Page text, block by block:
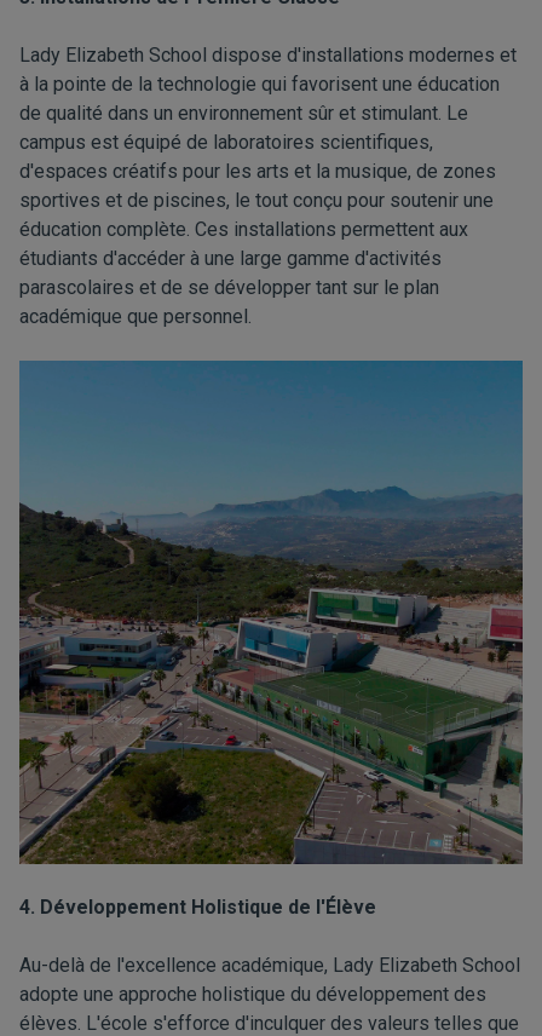
Lady Elizabeth School dispose d'installations modernes et
à la pointe de la technologie qui favorisent une éducation
de qualité dans un environnement sûr et stimulant. Le
campus est équipé de laboratoires scientifiques,
d'espaces créatifs pour les arts et la musique, de zones
sportives et de piscines, le tout conçu pour soutenir une
éducation complète. Ces installations permettent aux
étudiants d'accéder à une large gamme d'activités
parascolaires et de se développer tant sur le plan
académique que personnel.
4. Développement Holistique de l'Élève
Au-delà de l'excellence académique, Lady Elizabeth School
adopte une approche holistique du développement des
élèves. L'école s'efforce d'inculquer des valeurs telles que